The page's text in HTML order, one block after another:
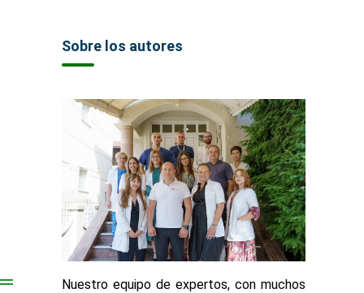
Sobre los autores
Nuestro equipo de expertos, con muchos